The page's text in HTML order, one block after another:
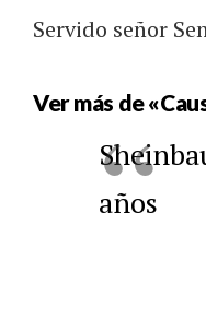
Servido señor
Ver más de
años